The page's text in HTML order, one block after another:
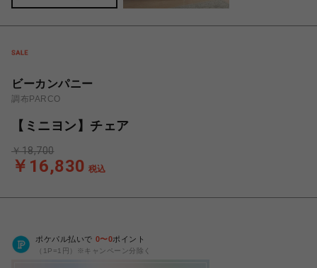
ビーカンパニー
調布PARCO
【ミニヨン】チェア
￥16,830 税込
￥18,700
ポケパル払いで 0〜0ポイント
（1P=1円）※キャンペーン分除く